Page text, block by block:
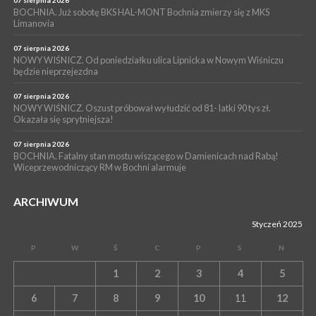
Przestrzennego Miasta Bochnia. To odpowiedź na działania
magistratu
BOCHNIA. Już sobotę BKS HAL-MONT Bochnia zmierzy się z MKS
Limanovia
07 sierpnia 2026
NOWY WIŚNICZ. Od poniedziałku ulica Lipnicka w Nowym Wiśniczu
będzie nieprzejezdna
07 sierpnia 2026
NOWY WIŚNICZ. Oszust próbował wyłudzić od 81- latki 90 tys zł.
Okazała się sprytniejsza!
07 sierpnia 2026
BOCHNIA. Fatalny stan mostu wiszącego w Damienicach nad Rabą!
Wiceprzewodniczący RM w Bochni alarmuje
ARCHIWUM
Styczeń 2025
P W Ś C P S N
1 2 3 4 5
6 7 8 9 10 11 12